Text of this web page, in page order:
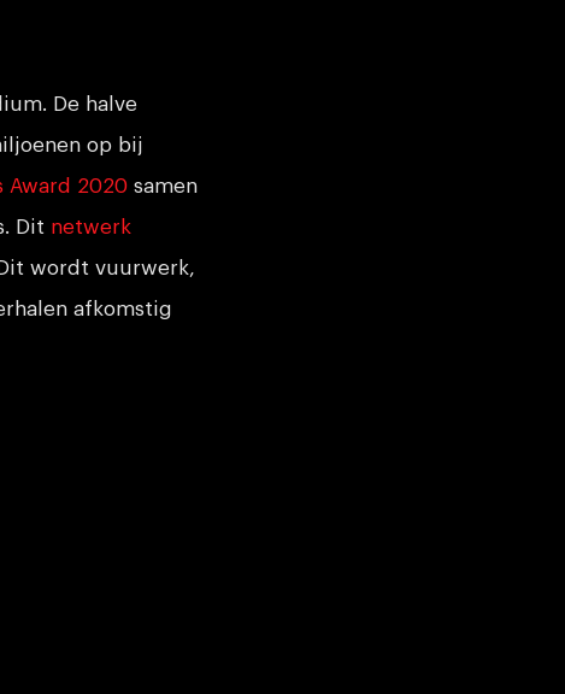
De halve
op bij
Award 2020 samen
Dit netwerk
wordt vuurwerk,
afkomstig